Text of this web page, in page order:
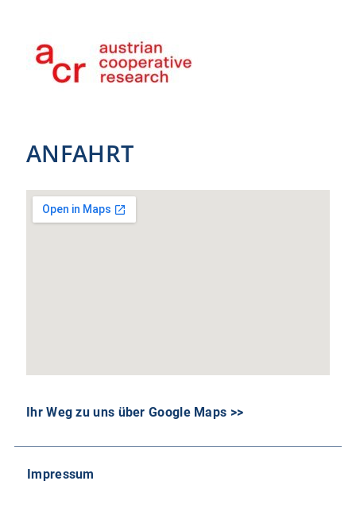
ANFAHRT
Ihr Weg zu uns über Google Maps >>
Impressum